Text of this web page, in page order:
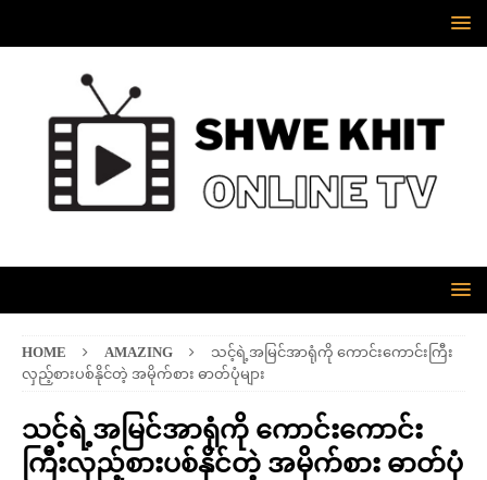
HOME AMAZING
သင့်ရဲ့အမြင်အာရုံကို ကောင်းကောင်းကြီး
လှည့်စားပစ်နိုင်တဲ့ အမိုက်စား ဓာတ်ပုံများ
သင့်ရဲ့အမြင်အာရုံကို ကောင်းကောင်း
ကြီးလှည့်စားပစ်နိုင်တဲ့ အမိုက်စား ဓာတ်ပုံ